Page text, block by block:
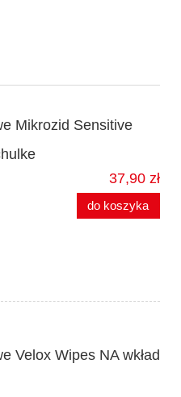
Mikrozid Sensitive
37,90 zł
do koszyka
Velox Wipes NA wkład